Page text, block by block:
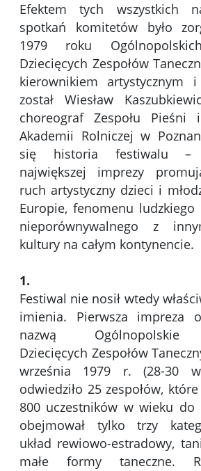
Efektem tych wszystkich
spotkań komitetów było
1979 roku
Dziecięcych Zespołów
kierownikiem artystycznym
został Wiesław
choreograf Zespołu Pieśni
Akademii Rolniczej w
się historia festiwalu –
największej imprezy
ruch artystyczny dzieci i
Europie, fenomenu ludzkiego
nieporównywalnego z
kultury na całym kontynencie.
1.
Festiwal nie nosił wtedy
imienia. Pierwsza impreza
nazwą Ogólnopolskie
Dziecięcych Zespołów
września 1979 r. (28-30
odwiedziło 25 zespołów,
800 uczestników w wieku do
obejmował tylko trzy
układ rewiowo-estradowy,
małe formy taneczne.